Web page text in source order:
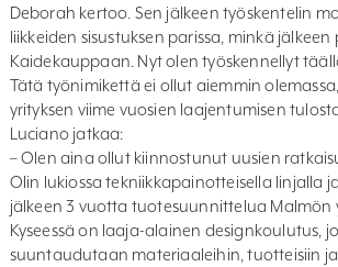
Deborah kertoo. Sen jälkeen työskentelin
liikkeiden sisustuksen parissa, minkä
Kaidekauppaan. Nyt olen työskennellyt
Tätä työnimikettä ei ollut aiemmin
yrityksen viime vuosien laajentumisen
Luciano jatkaa:
– Olen aina ollut kiinnostunut uusien
Olin lukiossa tekniikkapainotteisella linjalla
jälkeen 3 vuotta tuotesuunnittelua Malmön
Kyseessä on laaja-alainen designkoulutus,
suuntaudutaan materiaaleihin, tuotteisiin